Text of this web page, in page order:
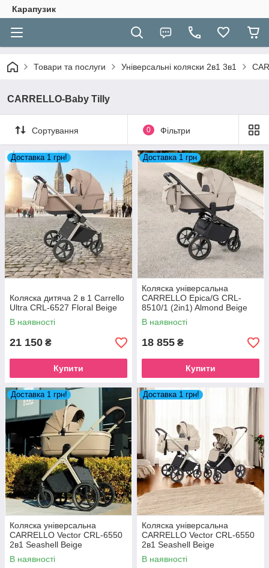
Карапузик
Товари та послуги Універсальні коляски 2в1 3в1
CARRELLO-Baby Tilly
Сортування 0 Фільтри
Доставка 1 грн!
Коляска дитяча 2 в 1 Carrello
Ultra CRL-6527 Floral Beige
В наявності
21 150 ₴
Купити
Доставка 1 грн
Коляска універсальна
CARRELLO Epica/G CRL-
8510/1 (2in1) Almond Beige
2026
В наявності
18 855 ₴
Купити
Доставка 1 грн!
Коляска універсальна
CARRELLO Vector CRL-6550
2в1 Seashell Beige
В наявності
Доставка 1 грн!
Коляска універсальна
CARRELLO Vector CRL-6550
2в1 Seashell Beige
В наявності